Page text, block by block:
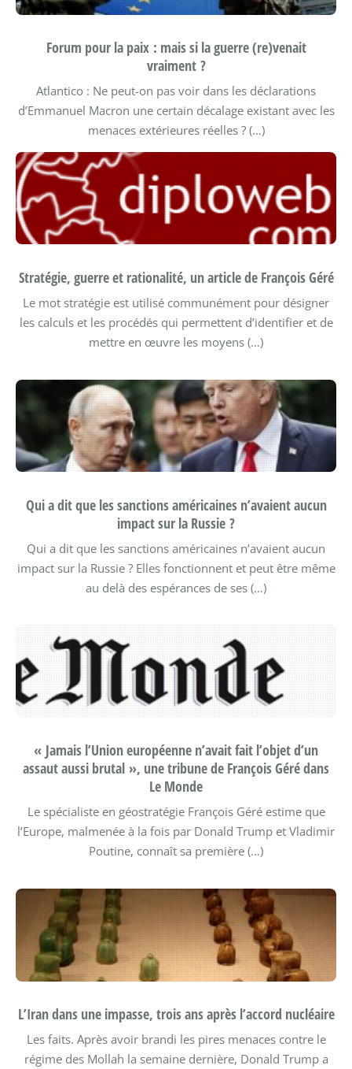
Forum pour la paix : mais si la guerre (re)venait
vraiment ?
Atlantico : Ne peut-on pas voir dans les déclarations
d’Emmanuel Macron une certain décalage existant avec les
menaces extérieures réelles ? (…)
Stratégie, guerre et rationalité, un article de François Géré
Le mot stratégie est utilisé communément pour désigner
les calculs et les procédés qui permettent d’identifier et de
mettre en œuvre les moyens (…)
Qui a dit que les sanctions américaines n’avaient aucun
impact sur la Russie ?
Qui a dit que les sanctions américaines n’avaient aucun
impact sur la Russie ? Elles fonctionnent et peut être même
au delà des espérances de ses (…)
« Jamais l’Union européenne n’avait fait l’objet d’un
assaut aussi brutal », une tribune de François Géré dans
Le Monde
Le spécialiste en géostratégie François Géré estime que
l’Europe, malmenée à la fois par Donald Trump et Vladimir
Poutine, connaît sa première (…)
L’Iran dans une impasse, trois ans après l’accord nucléaire
Les faits. Après avoir brandi les pires menaces contre le
régime des Mollah la semaine dernière, Donald Trump a